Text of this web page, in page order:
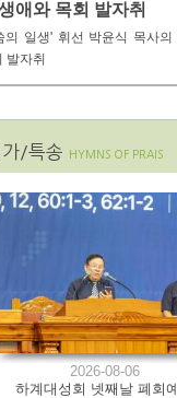
애와 목회 발자취
의 일생' 휘선 박윤식 목사의
발자취
/특송 HYMNS OF PRAIS
2026-08-06
하계대성회 넷째날 폐회